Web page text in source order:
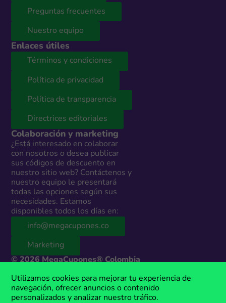
Preguntas frecuentes
Nuestro equipo
Enlaces útiles
Términos y condiciones
Política de privacidad
Política de transparencia
Directrices editoriales
Colaboración y marketing
¿Está interesado en colaborar
con nosotros o desea publicar
sus códigos de descuento en
nuestro sitio web? Contáctenos y
nuestro equipo le presentará
todas las opciones según sus
necesidades. Estamos
disponibles todos los días en:
info@megacupones.co
Marketing
© 2026 MegaCupones® Colombia
Este sitio web contiene enlaces de afiliados a productos y servicios de
terceros. Si realizas una compra a través de estos enlaces, podemos
recibir una comisión sin costo adicional para ti. MegaCupones® es una
marca registrada, propiedad de Anima Media.
Utilizamos cookies para mejorar tu experiencia de
navegación, ofrecer anuncios o contenido
personalizados y analizar nuestro tráfico.